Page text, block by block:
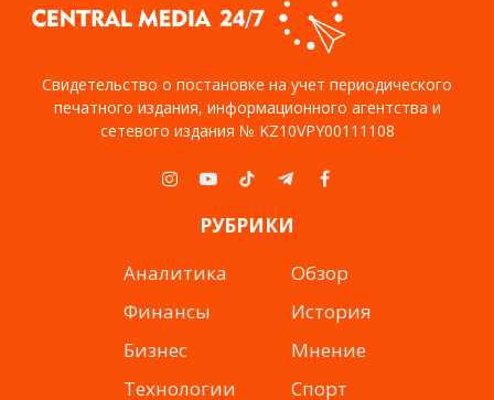
Свидетельство о постановке на учет периодического
печатного издания, информационного агентства и
сетевого издания № KZ10VPY00111108
Instagram
YouTubeTikTokTelegramFacebook
РУБРИКИ
Аналитика
Финансы
Бизнес
Технологии
Обзор
История
Мнение
Спорт